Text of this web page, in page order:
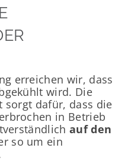
erreichen wir, dass
wird. Die
sorgt dafür, dass die
in Betrieb
auf den
so um ein